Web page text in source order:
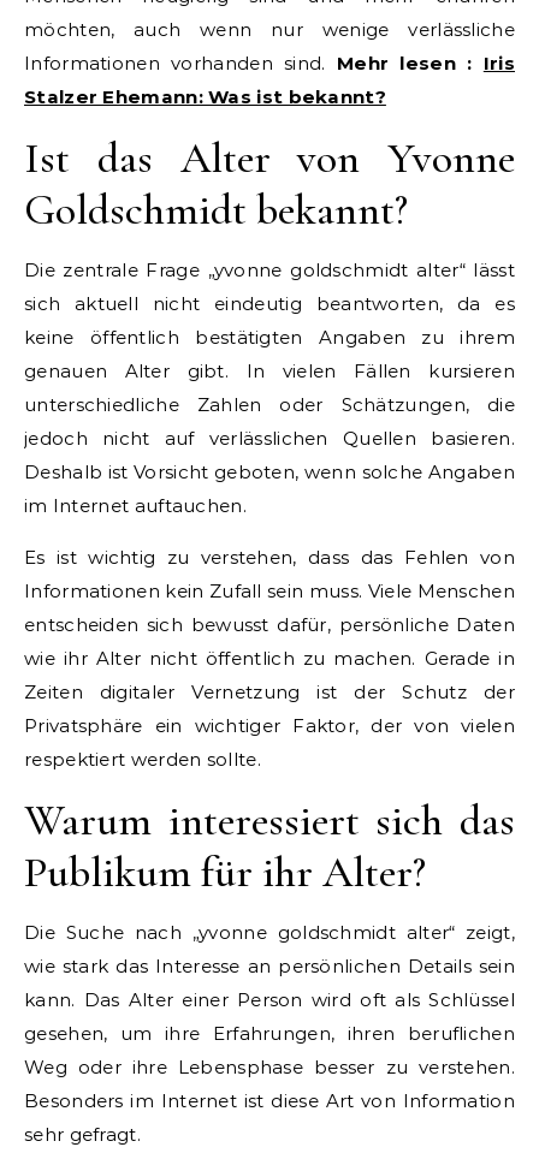
möchten, auch wenn nur wenige verlässliche
Informationen vorhanden sind. Mehr lesen : Iris
Stalzer Ehemann: Was ist bekannt?
Ist das Alter von Yvonne
Goldschmidt bekannt?
Die zentrale Frage „yvonne goldschmidt alter“ lässt
sich aktuell nicht eindeutig beantworten, da es
keine öffentlich bestätigten Angaben zu ihrem
genauen Alter gibt. In vielen Fällen kursieren
unterschiedliche Zahlen oder Schätzungen, die
jedoch nicht auf verlässlichen Quellen basieren.
Deshalb ist Vorsicht geboten, wenn solche Angaben
im Internet auftauchen.
Es ist wichtig zu verstehen, dass das Fehlen von
Informationen kein Zufall sein muss. Viele Menschen
entscheiden sich bewusst dafür, persönliche Daten
wie ihr Alter nicht öffentlich zu machen. Gerade in
Zeiten digitaler Vernetzung ist der Schutz der
Privatsphäre ein wichtiger Faktor, der von vielen
respektiert werden sollte.
Warum interessiert sich das
Publikum für ihr Alter?
Die Suche nach „yvonne goldschmidt alter“ zeigt,
wie stark das Interesse an persönlichen Details sein
kann. Das Alter einer Person wird oft als Schlüssel
gesehen, um ihre Erfahrungen, ihren beruflichen
Weg oder ihre Lebensphase besser zu verstehen.
Besonders im Internet ist diese Art von Information
sehr gefragt.